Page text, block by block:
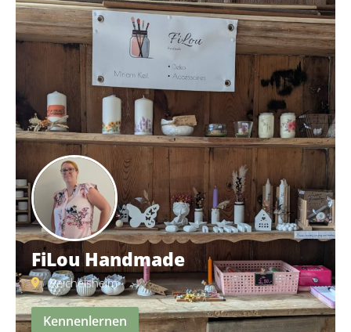
FiLou Handmade
Reichelsheim
Kennenlernen